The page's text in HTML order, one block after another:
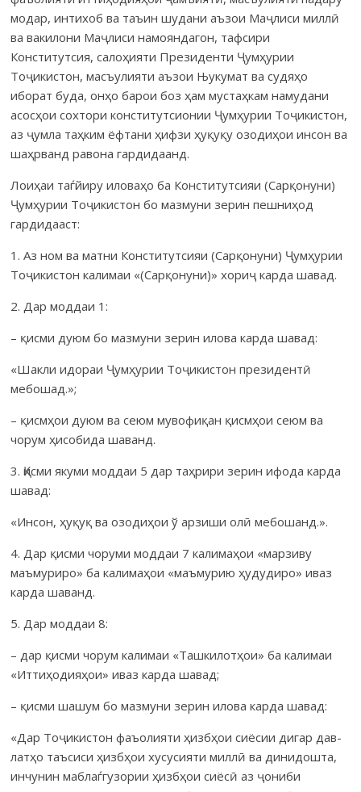
модар, интихоб ва таъин шудани аъзои Маҷлиси миллӣ
ва вакилони Маҷлиси намоян­дагон, таф­сири
Конститутсия, салоҳияти Президенти Ҷумҳурии
Тоҷикис­тон, масъулияти аъзои Њукумат ва судяҳо
иборат буда, онҳо ба­рои боз ҳам мус­т­аҳ­кам намудани
асосҳои сохтори конститут­сионии Ҷум­ҳурии То­ҷи­кис­тон,
аз ҷумла таҳким ёфта­ни ҳифзи ҳуқуқу озодиҳои инсон ва
шаҳрванд равона гарди­даанд.
Лоиҳаи таѓйиру иловаҳо ба Конститутсияи (Сарқо­нуни)
Ҷум­ҳу­рии Тоҷикистон бо мазмуни зерин пеш­ниҳод
гардидааст:
1. Аз ном ва матни Конститутсияи (Сарқонуни) Ҷумҳурии
Тоҷи­кистон калимаи «(Сарқонуни)» хориҷ карда шавад.
2. Дар моддаи 1:
– қисми дуюм бо мазмуни зерин илова карда шавад:
«Шакли идораи Ҷумҳурии Тоҷикистон президентӣ
мебошад.»;
– қисмҳои дуюм ва сеюм мувофиқан қисмҳои сеюм ва
чорум ҳисобида шаванд.
3. Қисми якуми моддаи 5 дар таҳрири зерин ифода карда
шавад:
«Инсон, ҳуқуқ ва озодиҳои ў арзиши олӣ мебошанд.».
4. Дар қисми чоруми моддаи 7 калимаҳои «марзиву
маъмуриро» ба калимаҳои «маъмурию ҳудудиро» иваз
карда шаванд.
5. Дар моддаи 8:
– дар қисми чорум калимаи «Ташкилотҳои» ба калимаи
«Иттиҳо­дияҳои» иваз карда шавад;
– қисми шашум бо мазмуни зерин илова карда шавад:
«Дар Тоҷикистон фаъолияти ҳизбҳои сиёсии дигар дав­
латҳо таъсиси ҳизбҳои хусусияти миллӣ ва динидошта,
инчунин маблаѓгузории ҳизбҳои сиёсӣ аз ҷониби